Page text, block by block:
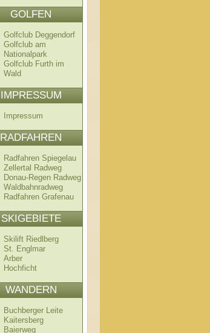
GOLFEN
Golfclub Deggendorf
Golfclub am
Nationalpark
Golfclub Furth im
Wald
IMPRESSUM
Impressum
RADFAHREN
Radfahren Spiegelau
Zellertal Radweg
Donau-Regen Radweg
Waldbahnradweg
Radfahren Grafenau
SKIGEBIETE
Skilift Riedlberg
St. Englmar
Arber
Hochficht
WANDERN
Buchberger Leite
Kaitersberg
Baierweg